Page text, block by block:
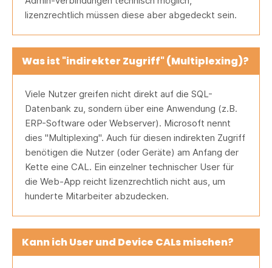
lizenzrechtlich müssen diese aber abgedeckt sein.
Was ist "indirekter Zugriff" (Multiplexing)?
Viele Nutzer greifen nicht direkt auf die SQL-
Datenbank zu, sondern über eine Anwendung (z.B.
ERP-Software oder Webserver). Microsoft nennt
dies "Multiplexing". Auch für diesen indirekten Zugriff
benötigen die Nutzer (oder Geräte) am Anfang der
Kette eine CAL. Ein einzelner technischer User für
die Web-App reicht lizenzrechtlich nicht aus, um
hunderte Mitarbeiter abzudecken.
Kann ich User und Device CALs mischen?